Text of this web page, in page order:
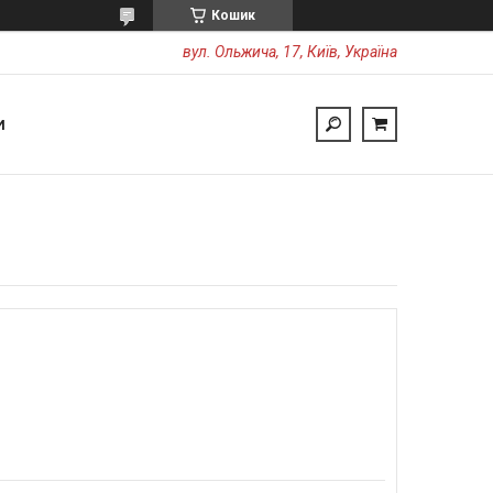
Кошик
вул. Ольжича, 17, Київ, Україна